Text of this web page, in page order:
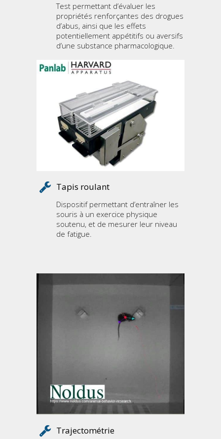
Test permettant d’évaluer les
propriétés renforçantes des drogues
d’abus, ainsi que les effets
potentiellement appétitifs ou aversifs
d’une substance pharmacologique.
Tapis roulant
Dispositif permettant d’entraîner les
souris à un exercice physique
soutenu, et de mesurer leur niveau
de fatigue.
Trajectométrie